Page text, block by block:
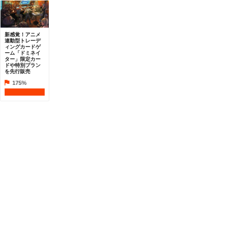
新感覚！アニメ
連動型トレーデ
ィングカードゲ
ーム「ドミネイ
ター」限定カー
ドや特別プラン
を先行販売
175%